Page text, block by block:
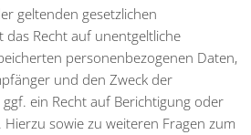
geltenden gesetzlichen
das Recht auf unentgeltliche
personenbezogenen Daten,
und den Zweck der
ein Recht auf Berichtigung oder
sowie zu weiteren Fragen zum